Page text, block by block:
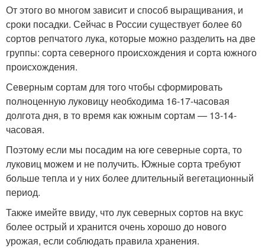
От этого во многом зависит и способ выращивания, и
сроки посадки. Сейчас в России существует более 60
сортов репчатого лука, которые можно разделить на две
группы: сорта северного происхождения и сорта южного
происхождения.
Северным сортам для того чтобы сформировать
полноценную луковицу необходима 16-17-часовая
долгота дня, в то время как южным сортам — 13-14-
часовая.
Поэтому если мы посадим на юге северные сорта, то
луковиц можем и не получить. Южные сорта требуют
больше тепла и у них более длительный вегетационный
период.
Также имейте ввиду, что лук северных сортов на вкус
более острый и хранится очень хорошо до нового
урожая, если соблюдать правила хранения.